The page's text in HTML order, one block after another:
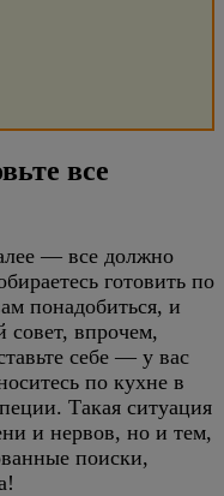
все
— все должно
готовить по
понадобиться, и
совет, впрочем,
себе — у вас
по кухне в
Такая ситуация
и нервов, но и тем,
поиски,